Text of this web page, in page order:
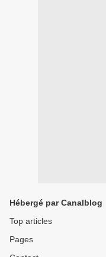
Hébergé par Canalblog
Top articles
Pages